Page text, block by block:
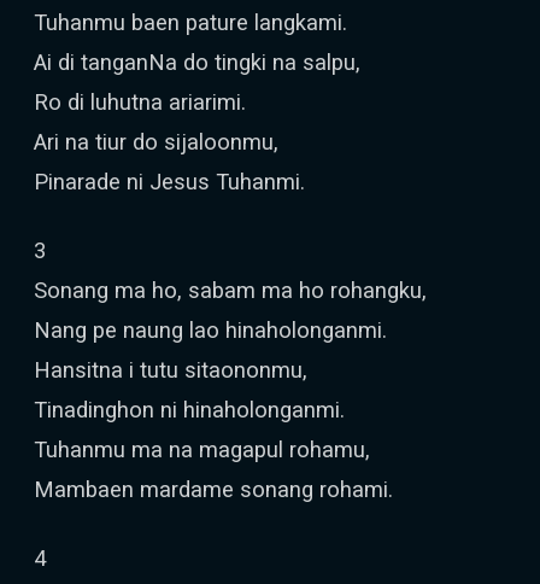
Tuhanmu baen pature langkami.
Ai di tanganNa do tingki na salpu,
Ro di luhutna ariarimi.
Ari na tiur do sijaloonmu,
Pinarade ni Jesus Tuhanmi.
3
Sonang ma ho, sabam ma ho rohangku,
Nang pe naung lao hinaholonganmi.
Hansitna i tutu sitaononmu,
Tinadinghon ni hinaholonganmi.
Tuhanmu ma na magapul rohamu,
Mambaen mardame sonang rohami.
4